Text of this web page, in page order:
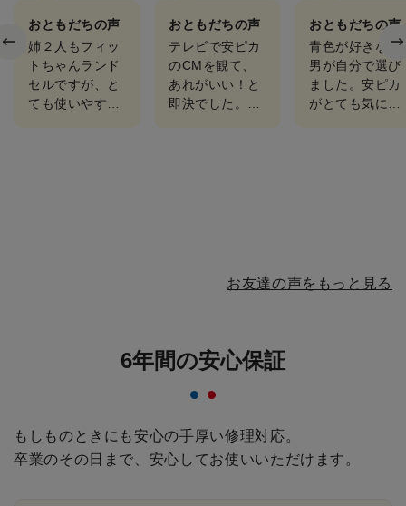
おともだちの声
姉２人もフィッ
トちゃんランド
セルですが、と
ても使いやす
おともだちの声
テレビで安ピカ
のCMを観て、
あれがいい！と
即決でした。長
おともだちの声
青色が好きな長
男が自分で選び
ました。安ピカ
がとても気に入
お友達の声をもっと見る
6年間の安心保証
もしものときにも安心の手厚い修理対応。
卒業のその日まで、安心してお使いいただけます。